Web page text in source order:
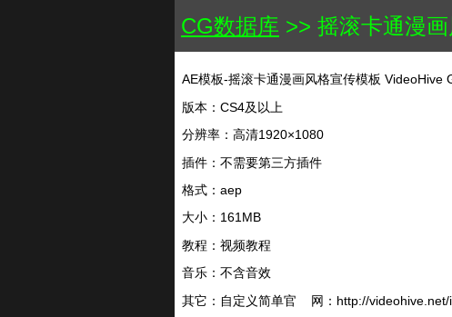
CG数据库 >> 摇滚卡通漫
AE模板-摇滚卡通漫画风格宣传模板 VideoHive
版本：CS4及以上
分辨率：高清1920×1080
插件：不需要第三方插件
格式：aep
大小：161MB
教程：视频教程
音乐：不含音效
其它：自定义简单官 网：http://videohive.net/